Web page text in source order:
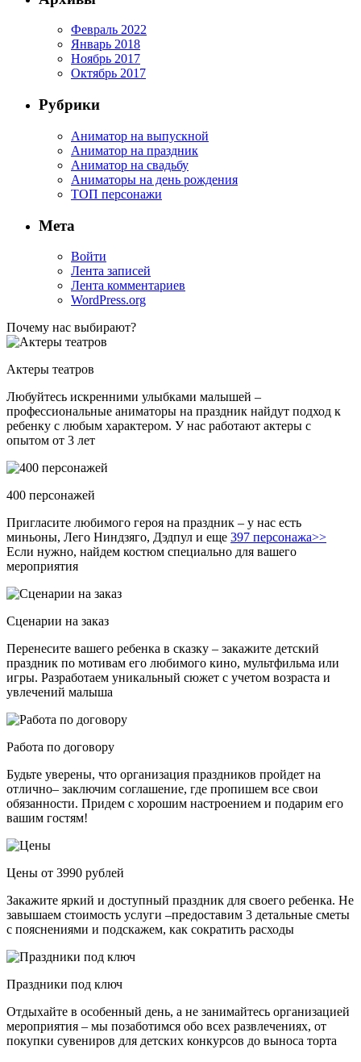
Февраль 2022
Январь 2018
Ноябрь 2017
Октябрь 2017
Рубрики
Аниматор на выпускной
Аниматор на праздник
Аниматор на свадьбу
Аниматоры на день рождения
ТОП персонажи
Мета
Войти
Лента записей
Лента комментариев
WordPress.org
Почему нас выбирают?
Актеры театров
Любуйтесь искренними улыбками малышей –
профессиональные аниматоры на праздник найдут подход к
ребенку с любым характером. У нас работают актеры с
опытом от 3 лет
400 персонажей
Пригласите любимого героя на праздник – у нас есть
миньоны, Лего Ниндзяго, Дэдпул и еще 397 персонажа>>
Если нужно, найдем костюм специально для вашего
мероприятия
Сценарии на заказ
Перенесите вашего ребенка в сказку – закажите детский
праздник по мотивам его любимого кино, мультфильма или
игры. Разработаем уникальный сюжет с учетом возраста и
увлечений малыша
Работа по договору
Будьте уверены, что организация праздников пройдет на
отлично– заключим соглашение, где пропишем все свои
обязанности. Придем с хорошим настроением и подарим его
вашим гостям!
Цены от 3990 рублей
Закажите яркий и доступный праздник для своего ребенка. Не
завышаем стоимость услуги –предоставим 3 детальные сметы
с пояснениями и подскажем, как сократить расходы
Праздники под ключ
Отдыхайте в особенный день, а не занимайтесь организацией
мероприятия – мы позаботимся обо всех развлечениях, от
покупки сувениров для детских конкурсов до выноса торта